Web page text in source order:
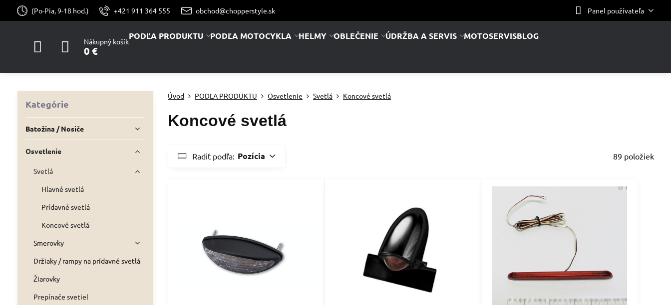
(Po-Pia, 9-18 hod.) +421 911 364 555 obchod@chopperstyle.sk Panel používateľa
Nákupný košík
0 €
PODĽA PRODUKTU PODĽA MOTOCYKLA HELMY OBLEČENIE ÚDRŽBA A SERVIS MOTOSERVISBLOG
Úvod PODĽA PRODUKTU Osvetlenie Svetlá Koncové svetlá
Koncové svetlá
Radiť podľa: Pozícia 89 položiek
Kategórie
Batožina / Nosiče
Osvetlenie
Svetlá
Hlavné svetlá
Prídavné svetlá
Koncové svetlá
Smerovky
Držiaky / rampy na prídavné svetlá
Žiarovky
Prepínače svetiel